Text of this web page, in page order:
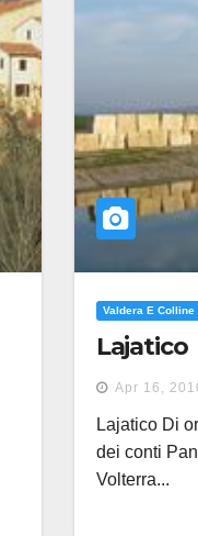
Valdera E Colline
Lajatico
Apr 16,
Lajatico Di
dei conti
Volterra...